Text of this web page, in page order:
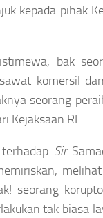
kepada pihak
bak
komersil
seorang
Kejaksaan RI.
Sir
seorang
tak biasa